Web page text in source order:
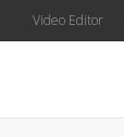
Video Editor